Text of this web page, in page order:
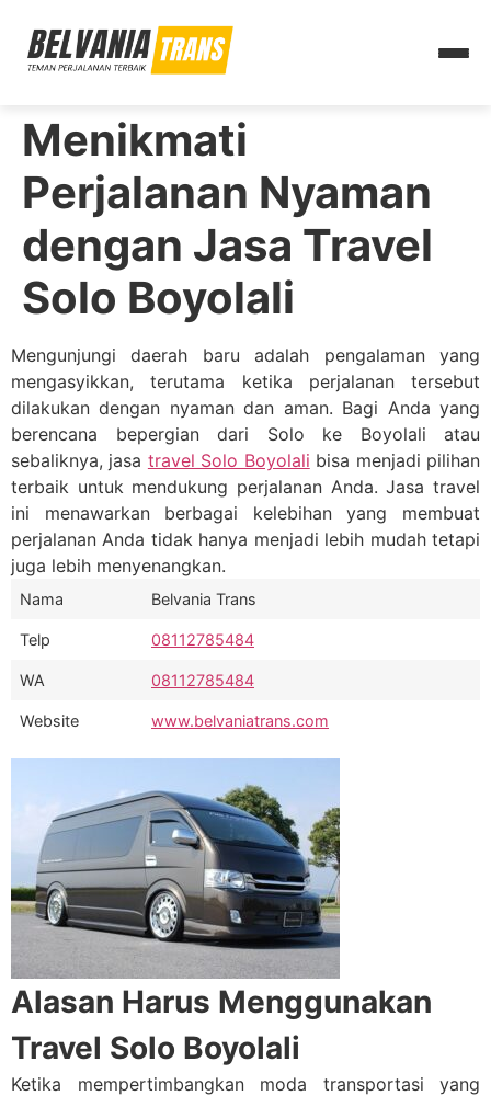
Menikmati
Perjalanan Nyaman
dengan Jasa Travel
Solo Boyolali
Mengunjungi daerah baru adalah pengalaman yang
mengasyikkan, terutama ketika perjalanan tersebut
dilakukan dengan nyaman dan aman. Bagi Anda yang
berencana bepergian dari Solo ke Boyolali atau
sebaliknya, jasa travel Solo Boyolali bisa menjadi pilihan
terbaik untuk mendukung perjalanan Anda. Jasa travel
ini menawarkan berbagai kelebihan yang membuat
perjalanan Anda tidak hanya menjadi lebih mudah tetapi
juga lebih menyenangkan.
Nama Belvania Trans
Telp 08112785484
WA 08112785484
Website www.belvaniatrans.com
Alasan Harus Menggunakan
Travel Solo Boyolali
Ketika mempertimbangkan moda transportasi yang